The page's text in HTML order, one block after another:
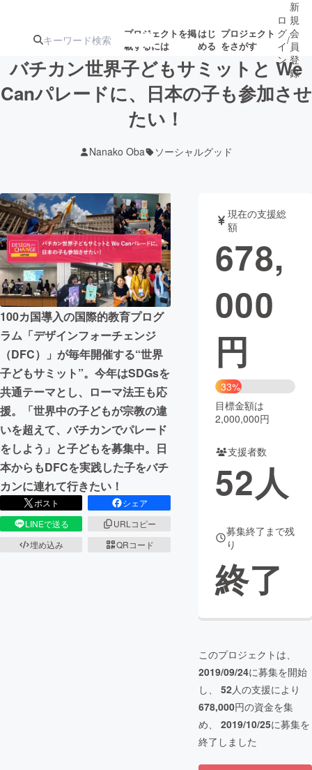
プロジェクトを掲
載するには
はじ
める
プロジェクト
をさがす
注目の新着プロ 募集終了が近いプ
テクノロジー・ガジェット
映像・映画 書籍・雑誌
ビジネス・起業 チャレンジ
まちづくり・地域活性化
CAMPFIRE for Social Good
CAMPFIRE Creation
CAMPFIREふるさと納税machi-ya コミュニティ
ロ
グ
イ
ン
/
新
規
会
員
登
録
バチカン世界子どもサミットと We
Canパレードに、日本の子も参加させ
たい！
Nanako Oba ソーシャルグッド
100カ国導入の国際的教育プログ
ラム「デザインフォーチェンジ
（DFC）」が毎年開催する“世界
子どもサミット”。今年はSDGsを
共通テーマとし、ローマ法王も応
援。「世界中の子どもが宗教の違
いを超えて、バチカンでパレード
をしよう」と子どもを募集中。日
本からもDFCを実践した子をバチ
カンに連れて行きたい！
ポスト
シェア
LINEで送る
URLコピー
埋め込み
QRコード
現在の支援総
額
678,
000
円
33%
目標金額は
2,000,000円
支援者数
52人
募集終了まで残
り
終了
このプロジェクトは、
2019/09/24に募集を開始
し、 52人の支援により
678,000円の資金を集
め、 2019/10/25に募集を
終了しました